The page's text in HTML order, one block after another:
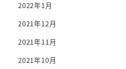
2022年1月
2021年12月
2021年11月
2021年10月